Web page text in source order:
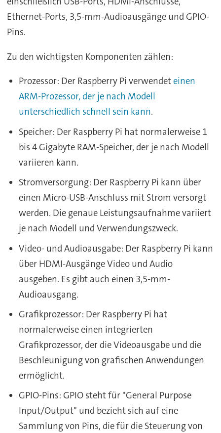
Ethernet-Ports, 3,5-mm-Audioausgänge und GPIO-
Pins.
Zu den wichtigsten Komponenten zählen:
Prozessor: Der Raspberry Pi verwendeteinen
ARM-Prozessor, der je nach Modell
unterschiedlich schnell sein kann.
Speicher: Der Raspberry Pi hat normalerweise 1
bis 4 Gigabyte RAM-Speicher, der je nach Modell
variieren kann.
Stromversorgung: Der Raspberry Pi kann über
einen Micro-USB-Anschluss mit Strom versorgt
werden. Die genaue Leistungsaufnahme variiert
je nach Modell und Verwendungszweck.
Video- und Audioausgabe: Der Raspberry Pi kann
über HDMI-Ausgänge Video und Audio
ausgeben. Es gibt auch einen 3,5-mm-
Audioausgang.
Grafikprozessor: Der Raspberry Pi hat
normalerweise einen integrierten
Grafikprozessor, der die Videoausgabe und die
Beschleunigung von grafischen Anwendungen
ermöglicht.
GPIO-Pins: GPIO steht für "General Purpose
Input/Output" und bezieht sich auf eine
Sammlung von Pins, die für die Steuerung von